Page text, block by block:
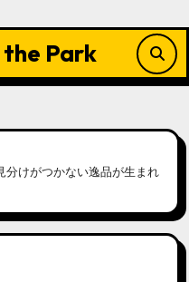
Park
分けがつかない逸品が生まれ